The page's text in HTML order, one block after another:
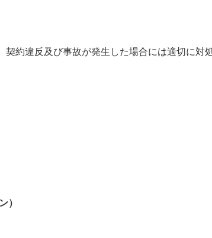
約違反及び事故が発生した場合には適切に対
）